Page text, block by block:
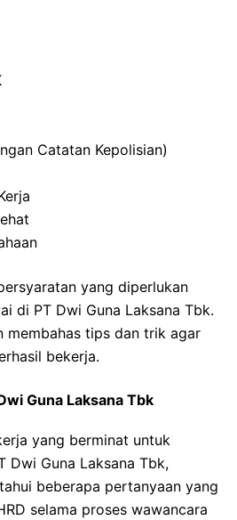
Catatan Kepolisian)
yang diperlukan
di PT Dwi Guna Laksana Tbk.
membahas tips dan trik agar
bekerja.
Guna Laksana Tbk
yang berminat untuk
Dwi Guna Laksana Tbk,
beberapa pertanyaan yang
selama proses wawancara